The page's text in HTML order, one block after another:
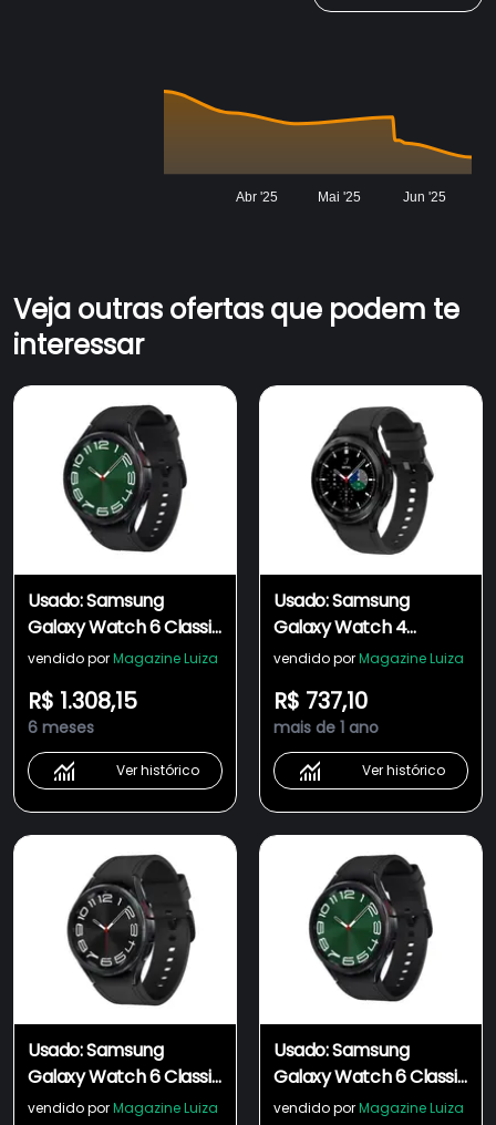
Abr '25 Mai '25 Jun '25
Veja outras ofertas que podem te
interessar
Usado: Samsung
Galaxy Watch 6 Classic
LTE 47MM Preto -
vendido porMagazine Luiza
R$ 1.308,15
6 meses
Ver histórico
Usado: Samsung
Galaxy Watch 4
Classic LTE 46MM
vendido porMagazine Luiza
R$ 737,10
mais de 1 ano
Ver histórico
Usado: Samsung
Galaxy Watch 6 Classic
LTE 43MM Preto -
vendido porMagazine Luiza
Usado: Samsung
Galaxy Watch 6 Classic
LTE 47MM Preto -
vendido porMagazine Luiza